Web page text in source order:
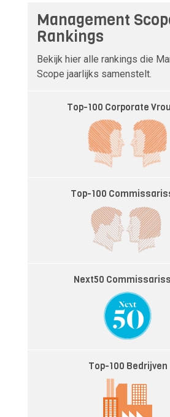
Management
Rankings
Bekijk hier alle rankings die
Scope jaarlijks samenstelt.
Top-100 Corporate
Top-100
Next50
Top-100 Bedrijven